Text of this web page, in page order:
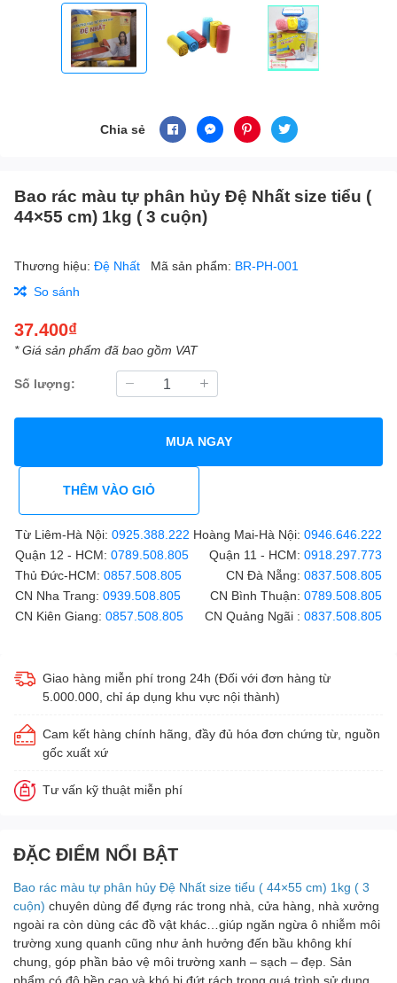
Chia sẻ
Bao rác màu tự phân hủy Đệ Nhất size tiểu (
44×55 cm) 1kg ( 3 cuộn)
Thương hiệu: Đệ Nhất Mã sản phẩm: BR-PH-001
So sánh
37.400₫
* Giá sản phẩm đã bao gồm VAT
Số lượng:
MUA NGAY
THÊM VÀO GIỎ
Từ Liêm-Hà Nội: 0925.388.222 Hoàng Mai-Hà Nội: 0946.646.222
Quận 12 - HCM: 0789.508.805 Quận 11 - HCM: 0918.297.773
Thủ Đức-HCM: 0857.508.805 CN Đà Nẵng: 0837.508.805
CN Nha Trang: 0939.508.805 CN Bình Thuận: 0789.508.805
CN Kiên Giang: 0857.508.805 CN Quảng Ngãi : 0837.508.805
Giao hàng miễn phí trong 24h (Đối với đơn hàng từ
5.000.000, chỉ áp dụng khu vực nội thành)
Cam kết hàng chính hãng, đầy đủ hóa đơn chứng từ, nguồn
gốc xuất xứ
Tư vấn kỹ thuật miễn phí
ĐẶC ĐIỂM NỔI BẬT
Bao rác màu tự phân hủy Đệ Nhất size tiểu ( 44×55 cm) 1kg ( 3
cuộn) chuyên dùng để đựng rác trong nhà, cửa hàng, nhà xưởng
ngoài ra còn dùng các đồ vật khác…giúp ngăn ngừa ô nhiễm môi
trường xung quanh cũng như ảnh hưởng đến bầu không khí
chung, góp phần bảo vệ môi trường xanh – sạch – đẹp. Sản
phẩm có độ bền cao và khó bị đứt rách trong quá trình sử dụng.